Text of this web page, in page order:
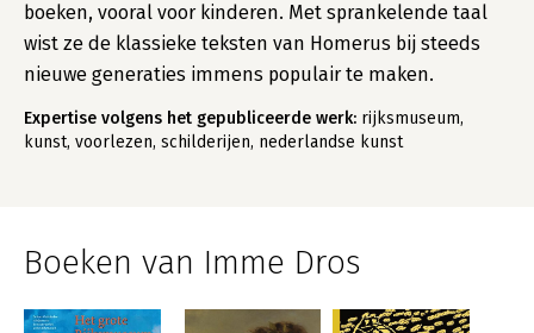
boeken, vooral voor kinderen. Met sprankelende taal
wist ze de klassieke teksten van Homerus bij steeds
nieuwe generaties immens populair te maken.
Expertise volgens het gepubliceerde werk: rijksmuseum,
kunst, voorlezen, schilderijen, nederlandse kunst
Boeken van Imme Dros